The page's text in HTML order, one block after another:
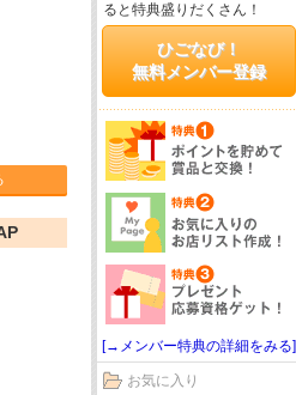
ると特典盛りだくさん！
ひごなび！
無料メンバー登録
[→メンバー特典の詳細をみる]
お気に入り